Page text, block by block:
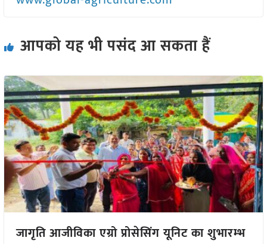
आपको यह भी पसंद आ सकता हैं
जागृति आजीविका एग्रो प्रोसेसिंग यूनिट का शुभारम्भ